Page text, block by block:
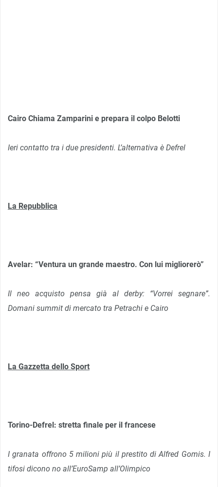
Cairo Chiama Zamparini e prepara il colpo Belotti
Ieri contatto tra i due presidenti. L’alternativa è Defrel
La Repubblica
Avelar: “Ventura un grande maestro. Con lui migliorerò”
Il neo acquisto pensa già al derby: “Vorrei segnare”.
Domani summit di mercato tra Petrachi e Cairo
La Gazzetta dello Sport
Torino-Defrel: stretta finale per il francese
I granata offrono 5 milioni più il prestito di Alfred Gomis. I
tifosi dicono no all’EuroSamp all’Olimpico